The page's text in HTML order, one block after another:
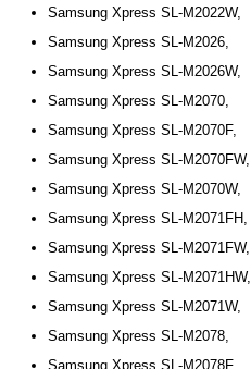
Samsung Xpress SL-M2022W,
Samsung Xpress SL-M2026,
Samsung Xpress SL-M2026W,
Samsung Xpress SL-M2070,
Samsung Xpress SL-M2070F,
Samsung Xpress SL-M2070FW,
Samsung Xpress SL-M2070W,
Samsung Xpress SL-M2071FH,
Samsung Xpress SL-M2071FW,
Samsung Xpress SL-M2071HW,
Samsung Xpress SL-M2071W,
Samsung Xpress SL-M2078,
Samsung Xpress SL-M2078F,